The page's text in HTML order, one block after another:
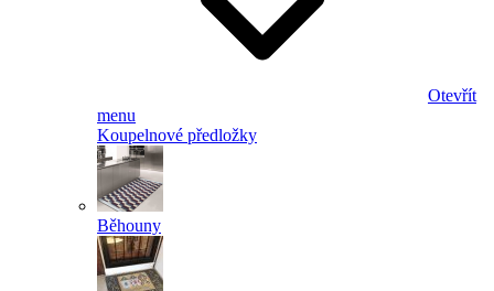
Otevřít
menu
Koupelnové předložky
Běhouny